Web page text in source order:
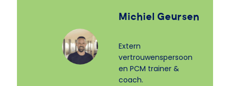
Michiel Geursen
Extern
vertrouwenspersoon
en PCM trainer &
coach.